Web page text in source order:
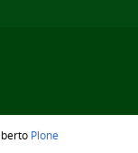
Plone